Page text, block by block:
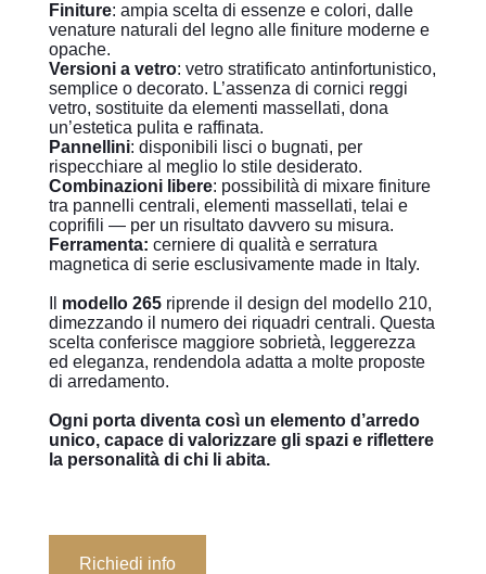
Finiture: ampia scelta di essenze e colori, dalle
venature naturali del legno alle finiture moderne e
opache.
Versioni a vetro: vetro stratificato antinfortunistico,
semplice o decorato. L’assenza di cornici reggi
vetro, sostituite da elementi massellati, dona
un’estetica pulita e raffinata.
Pannellini: disponibili lisci o bugnati, per
rispecchiare al meglio lo stile desiderato.
Combinazioni libere: possibilità di mixare finiture
tra pannelli centrali, elementi massellati, telai e
coprifili — per un risultato davvero su misura.
Ferramenta: cerniere di qualità e serratura
magnetica di serie esclusivamente made in Italy.
modello 265 riprende il design del modello 210,
dimezzando il numero dei riquadri centrali. Questa
scelta conferisce maggiore sobrietà, leggerezza
ed eleganza, rendendola adatta a molte proposte
di arredamento.
Ogni porta diventa così un elemento d’arredo
unico, capace di valorizzare gli spazi e riflettere
la personalità di chi li abita.
Richiedi info